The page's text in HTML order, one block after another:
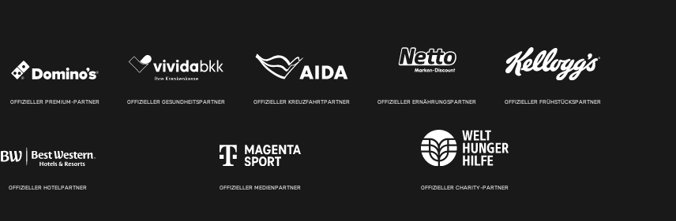
OFFIZIELLER PREMIUM-PARTNER OFFIZIELLER GESUNDHEITSPARTNER OFFIZIELLER KREUZFAHRTPARTNER OFFIZIELLER ERNÄHRUNGSPARTNER OFFIZIELLER FRÜHSTÜCKSPARTNER
OFFIZIELLER HOTELPARTNER OFFIZIELLER MEDIENPARTNER OFFIZIELLER CHARITY-PARTNER